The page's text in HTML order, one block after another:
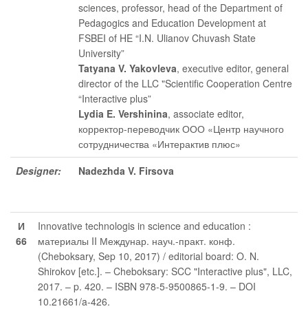
sciences, professor, head of the Department of
Pedagogics and Education Development at
FSBEI of HE “I.N. Ulianov Chuvash State
University”
Tatyana V. Yakovleva, executive editor, general
director of the LLC "Scientific Cooperation Centre
“Interactive plus”
Lydia E. Vershinina, associate editor,
корректор-переводчик ООО «Центр научного
сотрудничества «Интерактив плюс»
Designer:
Nadezhda V. Firsova
И
66
Innovative technologis in science and education :
материалы II Междунар. науч.-практ. конф.
(Cheboksary, Sep 10, 2017) / editorial board: O. N.
Shirokov [etc.]. – Cheboksary: SCC "Interactive plus", LLC,
2017. – p. 420. – ISBN 978-5-9500865-1-9. – DOI
10.21661/a-426.